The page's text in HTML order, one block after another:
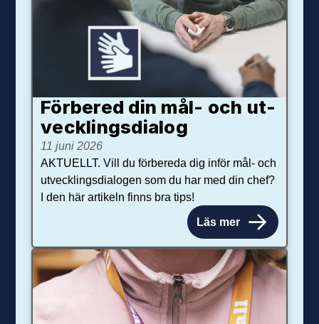
Förbered din mål- och ut­
veck­lings­dialog
11 juni 2026
AKTUELLT. Vill du förbereda dig inför mål- och
utvecklingsdialogen som du har med din chef?
I den här artikeln finns bra tips!
Läs mer